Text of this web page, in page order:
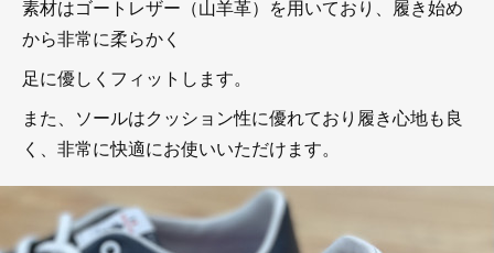
素材はゴートレザー（山羊革）を用いており、履き始め
から非常に柔らかく
足に優しくフィットします。
また、ソールはクッション性に優れており履き心地も良
く、非常に快適にお使いいただけます。